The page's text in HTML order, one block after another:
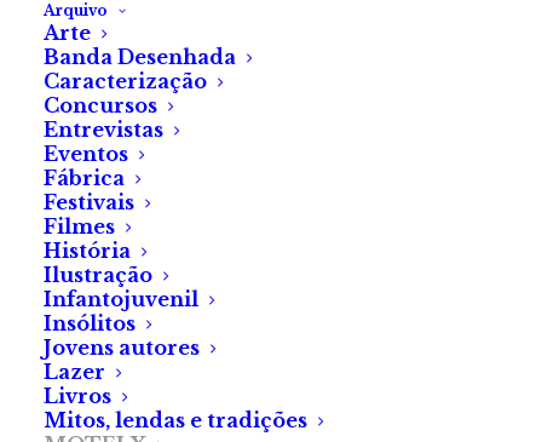
Arquivo
Arte
Banda Desenhada
Caracterização
Concursos
Entrevistas
Eventos
Fábrica
Festivais
Filmes
História
Ilustração
Infantojuvenil
Insólitos
Jovens autores
Lazer
Livros
Mitos, lendas e tradições
Maria Varanda
Foi apresentado no MOTELX como a primeira longa-
metragem de Jonas Trukanas, assim como o primeiro
slasher da Lituânia, ao qual se acrescenta o folclore
da nação.Pensive,Rupintojelis no original e